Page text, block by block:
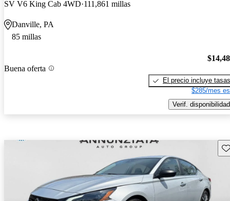
SV V6 King Cab 4WD 111,861 millas
Danville, PA
85 millas
Buena oferta
El precio incluye tasas
$285/mes
Verif. disponibilidad